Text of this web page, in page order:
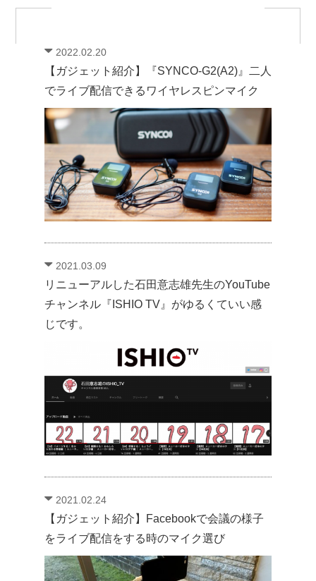
2022.02.20
【ガジェット紹介】『SYNCO-G2(A2)』二人
でライブ配信できるワイヤレスピンマイク
2021.03.09
リニューアルした石田意志雄先生のYouTube
チャンネル『ISHIO TV』がゆるくていい感
じです。
2021.02.24
【ガジェット紹介】Facebookで会議の様子
をライブ配信をする時のマイク選び